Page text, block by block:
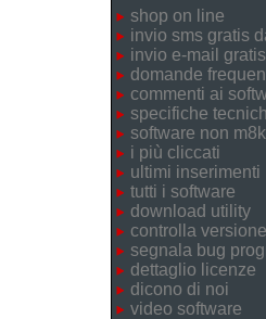
shop on line
invio sms gratis
invio e-mail gratis
domande
commenti ai
specifiche
software non m8k
i più cliccati
ultimi inserimenti
tutti i software
download utility
controlla versione
segnala bug
dettaglio licenze
dicono di noi
video software